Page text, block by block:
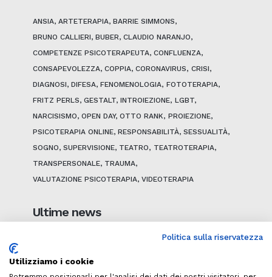
ANSIA ARTETERAPIA BARRIE SIMMONS
BRUNO CALLIERI BUBER CLAUDIO NARANJO
COMPETENZE PSICOTERAPEUTA CONFLUENZA
CONSAPEVOLEZZA COPPIA CORONAVIRUS
CRISI
DIAGNOSI DIFESA FENOMENOLOGIA FOTOTERAPIA
FRITZ PERLS GESTALT INTROIEZIONE LGBT
NARCISISMO OPEN DAY OTTO RANK
PROIEZIONE
PSICOTERAPIA ONLINE RESPONSABILITÀ SESSUALITÀ
SOGNO SUPERVISIONE TEATRO
TEATROTERAPIA
TRANSPERSONALE TRAUMA
VALUTAZIONE PSICOTERAPIA VIDEOTERAPIA
Ultime news
Politica sulla riservatezza
Utilizziamo i cookie